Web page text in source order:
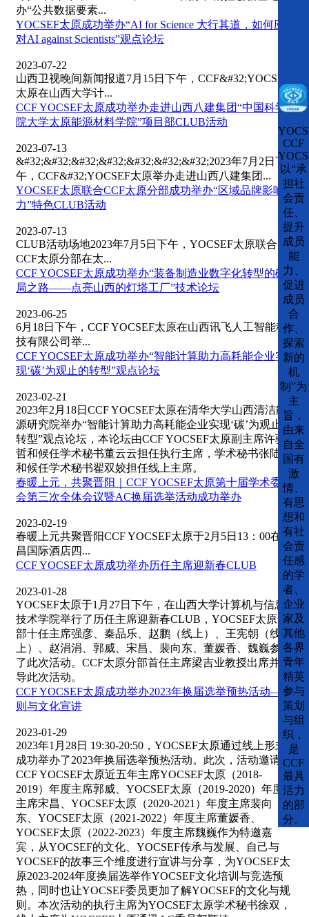
办“公共数据要素...
YOCSEF太原成功举办“AI for Science 大行其道，如何应
对AI against Scientists”观点论坛
2023-07-22
山西卫视晚间新闻报道7月15日下午，CCF&#32;YOCSEF
太原在山西大学计...
CCF YOCSEF太原成功举办走进山西八建集团“中国科学
院大学太原能源材料学院”项目部CLUB活动
2023-07-13
&#32;&#32;&#32;&#32;&#32;&#32;&#32;2023年7月2日下
午，CCF&#32;YOCSEF太原举办走进山西八建集团...
YOCSEF太原联合CCF太原分部成功举办“区域品牌影响
力”特色CLUB活动
2023-07-13
CLUB活动场地2023年7月5日下午，YOCSEF太原联合
CCF太原分部在太...
CCF YOCSEF太原成功举办“装备制造业数字化转型的破
局之路——点亮山西的灯塔工厂”技术论坛
2023-06-25
6月18日下午，CCF YOCSEF太原在山西讯飞人工智能科
技有限公司举...
CCF YOCSEF太原成功举办“智能计算助力高耗能企业实
现‘碳’为观止的转型”观点论坛
2023-02-21
2023年2月18日CCF YOCSEF太原在清华大学山西清洁能
源研究院举办“智能计算助力高耗能企业实现‘碳’为观止的
转型”观点论坛，本论坛由CCF YOCSEF太原副主席许骁
哲和候任学术秘书董云云担任执行主席，学术秘书张陆钊
和候任学术秘书翟双姣担任线上主席。
春暖上元，共聚晋阳｜CCF YOCSEF太原第十届学术委员
会第三次全体会议暨AC换届选举活动成功举办
2023-02-19
春暖上元共聚晋阳CCF YOCSEF太原于2月5日13：00在大
昌国际酒店四...
CCF YOCSEF太原成功举办历任主席迎新春CLUB
2023-01-28
YOCSEF太原于1月27日下午，在山西大学计算机与信息
技术学院举行了历任主席迎新春CLUB，YOCSEF太原全
部十任主席强彦、秦品乐、赵鹏（线上）、王宪朝（线
上）、赵涓涓、郭威、宋昌、裴向东、董媛香、魏巍参加
了此次活动。CCF太原分部首任主席梁吉业教授出席并指
导此次活动。
CCF YOCSEF太原成功举办2023年换届选举预热活动—规
则与文化宣讲
2023-01-29
2023年1月28日 19:30-20:50，YOCSEF太原通过线上形式
成功举办了2023年换届选举预热活动。此次，活动邀请了
CCF YOCSEF太原近五年主席YOCSEF太原（2018-
2019）年度主席郭威、YOCSEF太原（2019-2020）年度
主席宋昌、YOCSEF太原（2020-2021）年度主席裴向
东、YOCSEF太原（2021-2022）年度主席董媛香、
YOCSEF太原（2022-2023）年度主席魏巍作为特邀嘉
宾，从YOCSEF的文化、YOCSEF传承与发展、自己与
YOCSEF的故事三个维度进行宣讲与分享，为YOCSEF太
原2023-2024年度换届选举作YOCSEF文化培训与竞选预
热，同时也让YOCSEF委员更加了解YOCSEF的文化与规
则。本次活动的执行主席为YOCSEF太原学术秘书徐双，
CCF
以“承
担社
会责
任、
提升
成员
能
力、
促进
成员
合
作、
探索
新的
机
制”为
主
旨，
由来
自全
国有
激
情、
有思
想和
有社
会责
任感
的学
者、
企业
家及
其他
各界
青年
精英
参与
策划
与组
织，
是
CCF
最具
活力
的部
分。